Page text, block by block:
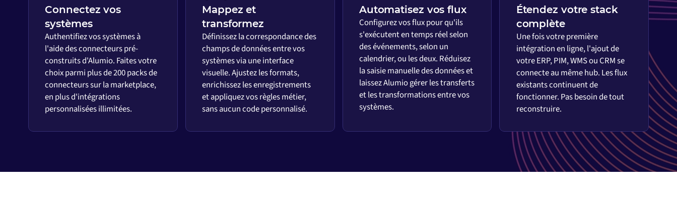
Connectez vos
systèmes
Authentifiez vos systèmes à
l'aide des connecteurs pré-
construits d'Alumio. Faites votre
choix parmi plus de 200 packs de
connecteurs sur la marketplace,
en plus d'intégrations
personnalisées illimitées.
Mappez et
transformez
Définissez la correspondance des
champs de données entre vos
systèmes via une interface
visuelle. Ajustez les formats,
enrichissez les enregistrements
et appliquez vos règles métier,
sans aucun code personnalisé.
Automatisez vos flux
Configurez vos flux pour qu'ils
s'exécutent en temps réel selon
des événements, selon un
calendrier, ou les deux. Réduisez
la saisie manuelle des données et
laissez Alumio gérer les transferts
et les transformations entre vos
systèmes.
Étendez votre stack
complète
Une fois votre première
intégration en ligne, l'ajout de
votre ERP, PIM, WMS ou CRM se
connecte au même hub. Les flux
existants continuent de
fonctionner. Pas besoin de tout
reconstruire.